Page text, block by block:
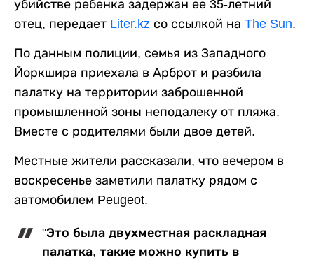
убийстве ребенка задержан ее 35-летний
отец, передает Liter.kz со ссылкой на The Sun.
По данным полиции, семья из Западного
Йоркшира приехала в Арброт и разбила
палатку на территории заброшенной
промышленной зоны неподалеку от пляжа.
Вместе с родителями были двое детей.
Местные жители рассказали, что вечером в
воскресенье заметили палатку рядом с
автомобилем Peugeot.
"Это была двухместная раскладная
палатка, такие можно купить в